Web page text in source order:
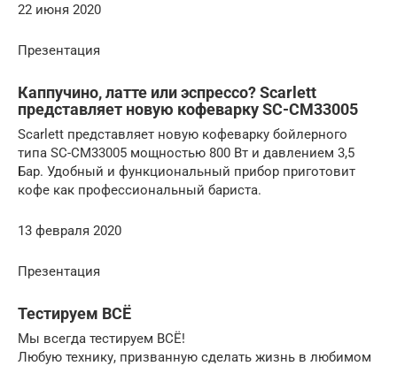
22 июня 2020
Презентация
Каппучино, латте или эспрессо? Scarlett
представляет новую кофеварку SC-CM33005
Scarlett представляет новую кофеварку бойлерного
типа SC-CM33005 мощностью 800 Вт и давлением 3,5
Бар. Удобный и функциональный прибор приготовит
кофе как профессиональный бариста.
13 февраля 2020
Презентация
Тестируем ВСЁ
Мы всегда тестируем ВСЁ!
Любую технику, призванную сделать жизнь в любимом